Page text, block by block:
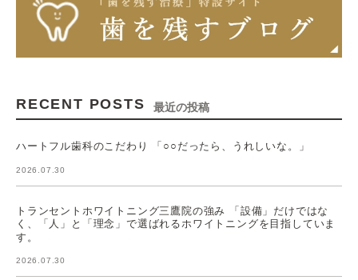
RECENT POSTS 最近の投稿
ハートフル歯科のこだわり 「○○だったら、うれしいな。」
2026.07.30
トランセントホワイトニング三鷹院の強み 「設備」だけではな
く、「人」と「理念」で選ばれるホワイトニングを目指していま
す。
2026.07.30